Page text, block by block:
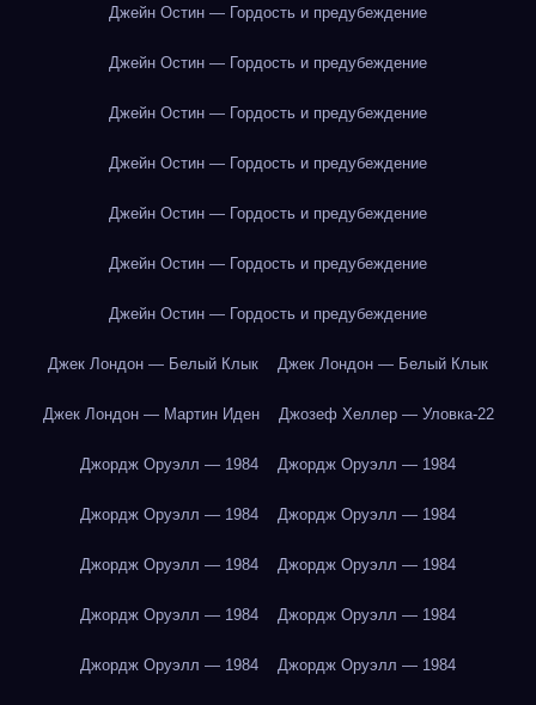
Джейн Остин — Гордость и предубеждение
Джейн Остин — Гордость и предубеждение
Джейн Остин — Гордость и предубеждение
Джейн Остин — Гордость и предубеждение
Джейн Остин — Гордость и предубеждение
Джейн Остин — Гордость и предубеждение
Джейн Остин — Гордость и предубеждение
Джек Лондон — Белый Клык Джек Лондон — Белый Клык
Джек Лондон — Мартин Иден Джозеф Хеллер — Уловка-22
Джордж Оруэлл — 1984 Джордж Оруэлл — 1984
Джордж Оруэлл — 1984 Джордж Оруэлл — 1984
Джордж Оруэлл — 1984 Джордж Оруэлл — 1984
Джордж Оруэлл — 1984 Джордж Оруэлл — 1984
Джордж Оруэлл — 1984 Джордж Оруэлл — 1984